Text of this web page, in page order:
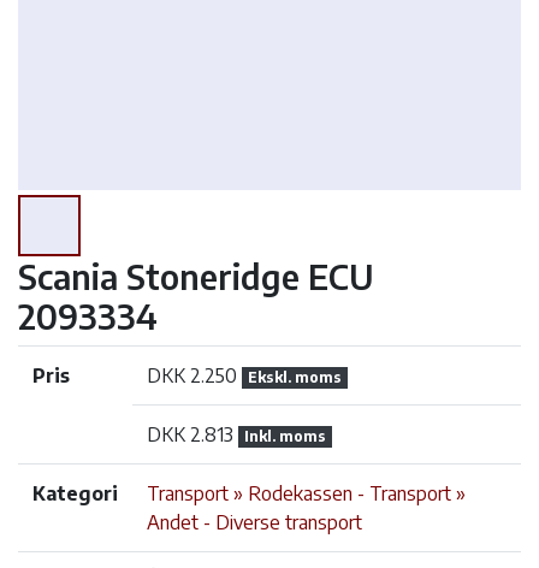
Scania Stoneridge ECU
2093334
Pris DKK 2.250 Ekskl. moms
DKK 2.813 Inkl. moms
Kategori
Transport » Rodekassen - Transport »
Andet - Diverse transport